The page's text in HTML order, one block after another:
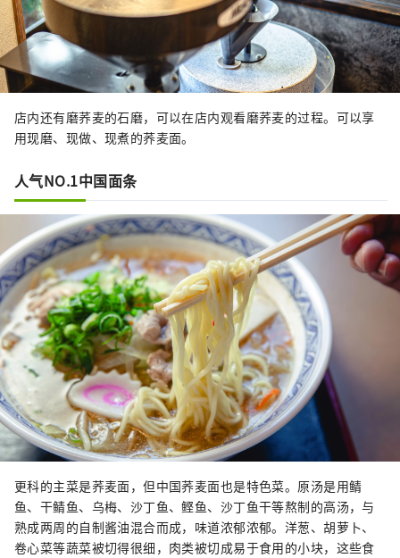
店内还有磨荞麦的石磨，可以在店内观看磨荞麦的过程。可以享
用现磨、现做、现煮的荞麦面。
人气NO.1中国面条
更科的主菜是荞麦面，但中国荞麦面也是特色菜。原汤是用鲭
鱼、干鲭鱼、乌梅、沙丁鱼、鲣鱼、沙丁鱼干等熬制的高汤，与
熟成两周的自制酱油混合而成，味道浓郁浓郁。洋葱、胡萝卜、
卷心菜等蔬菜被切得很细，肉类被切成易于食用的小块，这些食